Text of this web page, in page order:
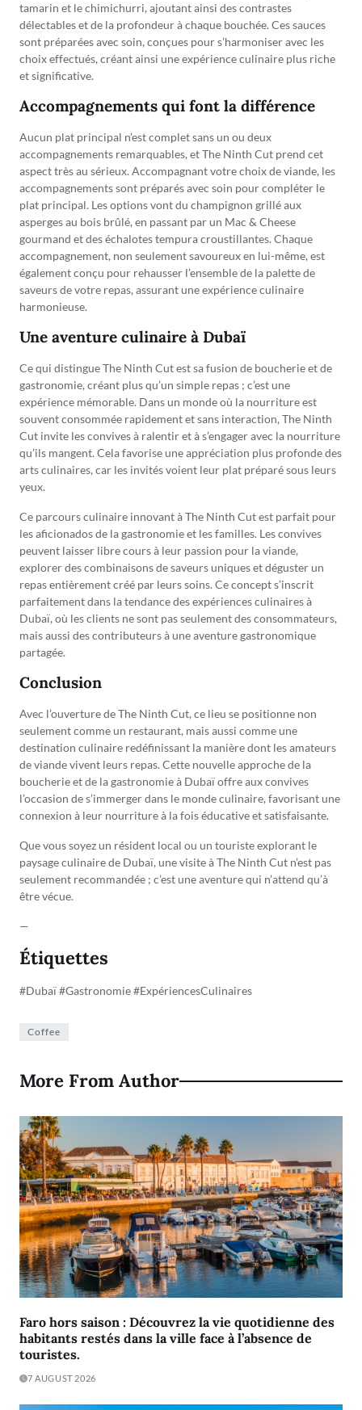
tamarin et le chimichurri, ajoutant ainsi des contrastes
délectables et de la profondeur à chaque bouchée. Ces sauces
sont préparées avec soin, conçues pour s’harmoniser avec les
choix effectués, créant ainsi une expérience culinaire plus riche
et significative.
Accompagnements qui font la différence
Aucun plat principal n’est complet sans un ou deux
accompagnements remarquables, et The Ninth Cut prend cet
aspect très au sérieux. Accompagnant votre choix de viande, les
accompagnements sont préparés avec soin pour compléter le
plat principal. Les options vont du champignon grillé aux
asperges au bois brûlé, en passant par un Mac & Cheese
gourmand et des échalotes tempura croustillantes. Chaque
accompagnement, non seulement savoureux en lui-même, est
également conçu pour rehausser l’ensemble de la palette de
saveurs de votre repas, assurant une expérience culinaire
harmonieuse.
Une aventure culinaire à Dubaï
Ce qui distingue The Ninth Cut est sa fusion de boucherie et de
gastronomie, créant plus qu’un simple repas ; c’est une
expérience mémorable. Dans un monde où la nourriture est
souvent consommée rapidement et sans interaction, The Ninth
Cut invite les convives à ralentir et à s’engager avec la nourriture
qu’ils mangent. Cela favorise une appréciation plus profonde des
arts culinaires, car les invités voient leur plat préparé sous leurs
yeux.
Ce parcours culinaire innovant à The Ninth Cut est parfait pour
les aficionados de la gastronomie et les familles. Les convives
peuvent laisser libre cours à leur passion pour la viande,
explorer des combinaisons de saveurs uniques et déguster un
repas entièrement créé par leurs soins. Ce concept s’inscrit
parfaitement dans la tendance des expériences culinaires à
Dubaï, où les clients ne sont pas seulement des consommateurs,
mais aussi des contributeurs à une aventure gastronomique
partagée.
Conclusion
Avec l’ouverture de The Ninth Cut, ce lieu se positionne non
seulement comme un restaurant, mais aussi comme une
destination culinaire redéfinissant la manière dont les amateurs
de viande vivent leurs repas. Cette nouvelle approche de la
boucherie et de la gastronomie à Dubaï offre aux convives
l’occasion de s’immerger dans le monde culinaire, favorisant une
connexion à leur nourriture à la fois éducative et satisfaisante.
Que vous soyez un résident local ou un touriste explorant le
paysage culinaire de Dubaï, une visite à The Ninth Cut n’est pas
seulement recommandée ; c’est une aventure qui n’attend qu’à
être vécue.
—
Étiquettes
#Dubaï #Gastronomie #ExpériencesCulinaires
Coffee
More From Author
Faro hors saison : Découvrez la vie quotidienne des
habitants restés dans la ville face à l’absence de
touristes.
7 AUGUST 2026